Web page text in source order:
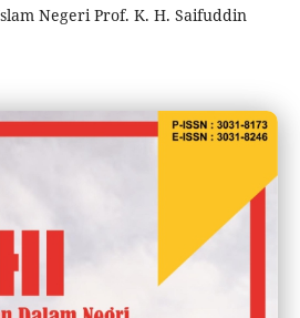
Negeri Prof. K. H. Saifuddin